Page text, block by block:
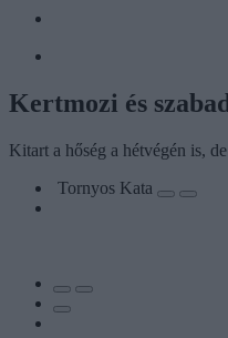
Kertmozi és
Kitart a hőség a hétvégén is,
Tornyos Kata